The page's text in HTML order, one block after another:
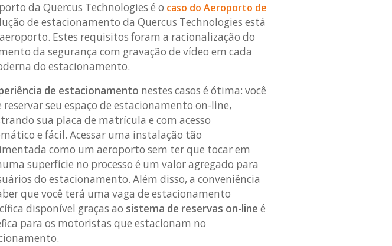
da Quercus Technologies é o caso do Aeroporto de
de estacionamento da Quercus Technologies está
Estes requisitos foram a racionalização do
da segurança com gravação de vídeo em cada
do estacionamento.
de estacionamento nestes casos é ótima: você
reservar seu espaço de estacionamento on-line,
sua placa de matrícula e com acesso
e fácil. Acessar uma instalação tão
como um aeroporto sem ter que tocar em
superfície no processo é um valor agregado para
do estacionamento. Além disso, a conveniência
que você terá uma vaga de estacionamento
disponível graças ao sistema de reservas on-line é
para os motoristas que estacionam no